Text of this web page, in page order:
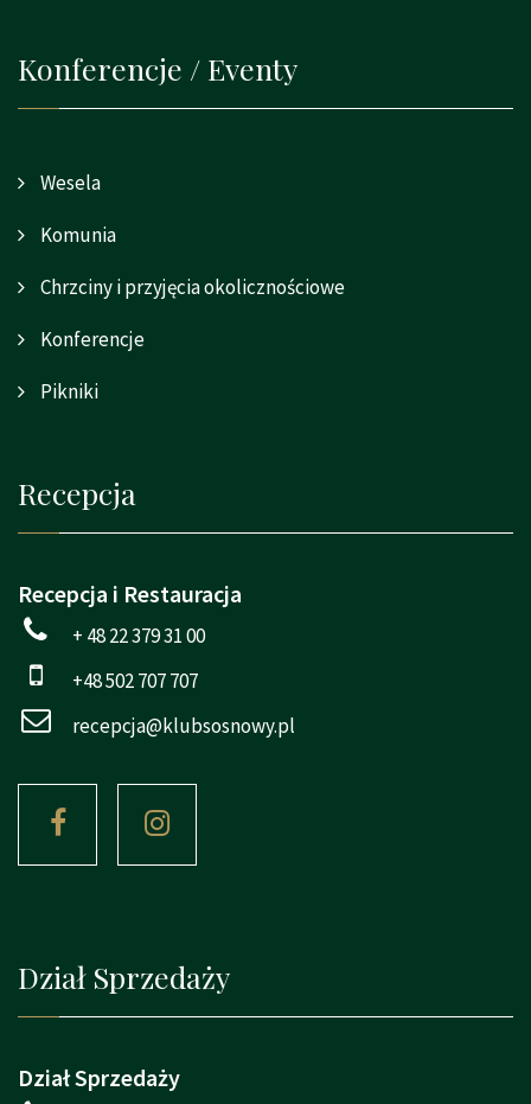
Konferencje / Eventy
Wesela
Komunia
Chrzciny i przyjęcia okolicznościowe
Konferencje
Pikniki
Recepcja
Recepcja i Restauracja
+ 48 22 379 31 00
+48 502 707 707
recepcja@klubsosnowy.pl
Dział Sprzedaży
Dział Sprzedaży